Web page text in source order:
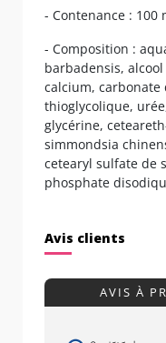
- Contenance : 100
- Composition :
barbadensis,
calcium, carbonate
thioglycolique,
glycérine,
simmondsia
cetearyl sulfate de
phosphate
Avis clients
AVIS À